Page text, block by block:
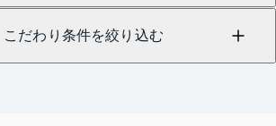
こだわり条件を絞り込む